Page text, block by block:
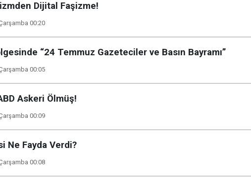
Dijital Faşizme!
00:20
“24 Temmuz Gazeteciler ve Basın Bayramı”
00:05
Askeri Ölmüş!
00:09
Ne Fayda Verdi?
00:08